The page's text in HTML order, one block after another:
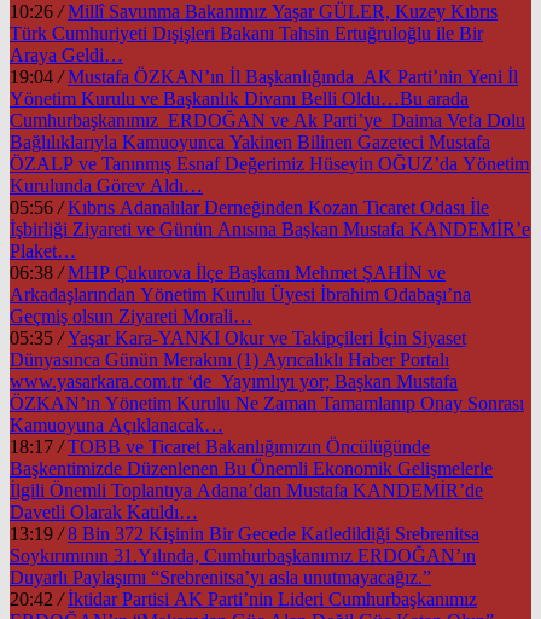
10:26 / Millî Savunma Bakanımız Yaşar GÜLER, Kuzey Kıbrıs
Türk Cumhuriyeti Dışişleri Bakanı Tahsin Ertuğruloğlu ile Bir
Araya Geldi…
19:04 / Mustafa ÖZKAN’ın İl Başkanlığında AK Parti’nin Yeni İl
Yönetim Kurulu ve Başkanlık Divanı Belli Oldu…Bu arada
Cumhurbaşkanımız ERDOĞAN ve Ak Parti’ye Daima Vefa Dolu
Bağlılıklarıyla Kamuoyunca Yakinen Bilinen Gazeteci Mustafa
ÖZALP ve Tanınmış Esnaf Değerimiz Hüseyin OĞUZ’da Yönetim
Kurulunda Görev Aldı…
05:56 / Kıbrıs Adanalılar Derneğinden Kozan Ticaret Odası İle
İşbirliği Ziyareti ve Günün Anısına Başkan Mustafa KANDEMİR’e
Plaket…
06:38 / MHP Çukurova İlçe Başkanı Mehmet ŞAHİN ve
Arkadaşlarından Yönetim Kurulu Üyesi İbrahim Odabaşı’na
Geçmiş olsun Ziyareti Morali…
05:35 / Yaşar Kara-YANKI Okur ve Takipçileri İçin Siyaset
Dünyasınca Günün Merakını (1) Ayrıcalıklı Haber Portalı
www.yasarkara.com.tr ‘de Yayımlıyı yor; Başkan Mustafa
ÖZKAN’ın Yönetim Kurulu Ne Zaman Tamamlanıp Onay Sonrası
Kamuoyuna Açıklanacak…
18:17 / TOBB ve Ticaret Bakanlığımızın Öncülüğünde
Başkentimizde Düzenlenen Bu Önemli Ekonomik Gelişmelerle
İlgili Önemli Toplantıya Adana’dan Mustafa KANDEMİR’de
Davetli Olarak Katıldı…
13:19 / 8 Bin 372 Kişinin Bir Gecede Katledildiği Srebrenitsa
Soykırımının 31.Yılında, Cumhurbaşkanımız ERDOĞAN’ın
Duyarlı Paylaşımı “Srebrenitsa’yı asla unutmayacağız.”
20:42 / İktidar Partisi AK Parti’nin Lideri Cumhurbaşkanımız